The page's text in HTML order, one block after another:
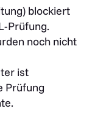
blockiert
Prüfung.
noch nicht
ist
Prüfung